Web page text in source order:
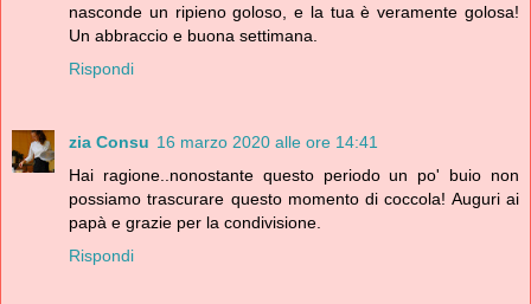
nasconde un ripieno goloso, e la tua è veramente golosa!
Un abbraccio e buona settimana.
Rispondi
zia Consu 16 marzo 2020 alle ore 14:41
Hai ragione..nonostante questo periodo un po' buio non
possiamo trascurare questo momento di coccola! Auguri ai
papà e grazie per la condivisione.
Rispondi